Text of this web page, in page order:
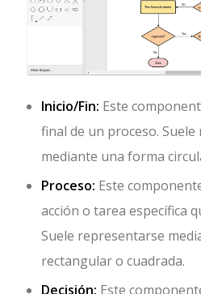
Inicio/Fin: Este
final de un proceso.
mediante una forma
Proceso: Este
acción o tarea específica
Suele representarse
rectangular o cuadrada.
Decisión: Este